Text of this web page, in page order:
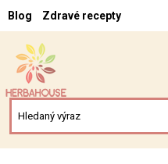
Blog Zdravé recepty